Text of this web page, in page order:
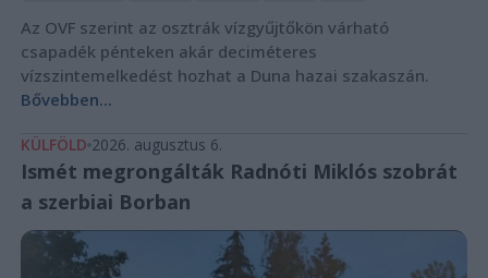
Az OVF szerint az osztrák vízgyűjtőkön várható
csapadék pénteken akár deciméteres
vízszintemelkedést hozhat a Duna hazai szakaszán.
Bővebben...
KÜLFÖLD 2026. augusztus 6.
Ismét megrongálták Radnóti Miklós szobrát
a szerbiai Borban